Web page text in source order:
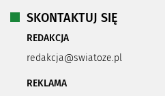
SKONTAKTUJ SIĘ
REDAKCJA
redakcja@swiatoze.pl
REKLAMA